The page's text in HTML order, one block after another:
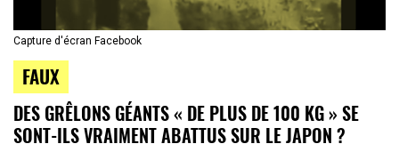
Capture d'écran Facebook
FAUX
DES GRÊLONS GÉANTS « DE PLUS DE 100 KG » SE
SONT-ILS VRAIMENT ABATTUS SUR LE JAPON ?